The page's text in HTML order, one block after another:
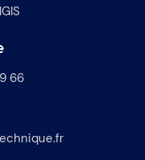
66